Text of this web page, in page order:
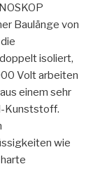
Baulänge von
isoliert,
Volt arbeiten
einem sehr
Kunststoff.
wie